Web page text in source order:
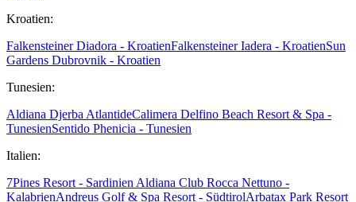
Kroatien:
Falkensteiner Diadora - KroatienFalkensteiner Iadera - KroatienSun
Gardens Dubrovnik - Kroatien
Tunesien:
Aldiana Djerba AtlantideCalimera Delfino Beach Resort & Spa -
TunesienSentido Phenicia - Tunesien
Italien:
7Pines Resort - Sardinien Aldiana Club Rocca Nettuno -
KalabrienAndreus Golf & Spa Resort - SüdtirolArbatax Park Resort